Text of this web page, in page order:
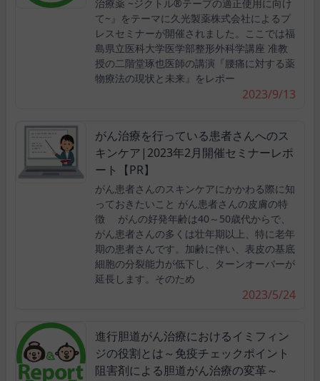
治療薬 ~ジクトル®テープの適正使用に向け
て~』をテーマに久光製薬株式会社によるプ
レスセミナーが開催されました。ここでは福
島県立医科大学医学部整形外科学講座 准教
授の二階堂琢也医師の講演『腰痛に対する薬
物療法の現状と未来』をレポー
2023/9/13
がん治療を行っている患者さんへのス
キンケア|2023年2月開催セミナーレポ
ート【PR】
がん患者さんのスキンケアにかかわる際に知
っておきたいこと がん患者さんの皮膚の特
徴 がんの好発年齢は40～50歳代からで、
がん患者さんの多くは壮年期以上、特に老年
期の患者さんです。加齢に伴い、表皮の基底
細胞の分裂能力が低下し、ターンオーバーが
延長します。そのため
2023/5/24
進行胆道がん治療におけるイミフィン
ジの役割とは～免疫チェックポイント
阻害剤による胆道がん治療の変革～